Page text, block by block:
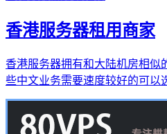
香港服务器租用商家
香港服务器拥有和大陆机房相似
些中文业务需要速度较好的可以